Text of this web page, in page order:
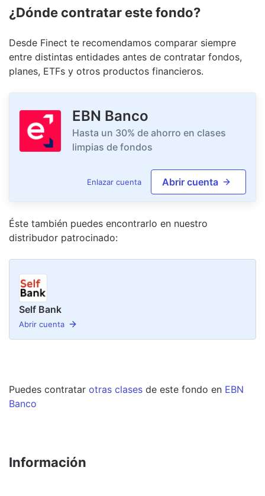
¿Dónde contratar este fondo?
Desde Finect te recomendamos comparar siempre
entre distintas entidades antes de contratar fondos,
planes, ETFs y otros productos financieros.
EBN Banco
Hasta un 30% de ahorro en clases
limpias de fondos
Enlazar cuenta Abrir cuenta
Éste también puedes encontrarlo en nuestro
distribudor patrocinado:
Self Bank
Abrir cuenta
Puedes contratar otras clases de este fondo en EBN
Banco
Información